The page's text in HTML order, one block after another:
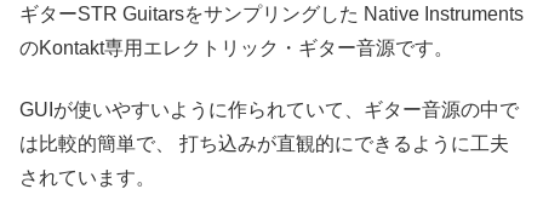
ギターSTR Guitarsをサンプリングした Native Instruments
のKontakt専用エレクトリック・ギター音源です。
GUIが使いやすいように作られていて、ギター音源の中で
は比較的簡単で、 打ち込みが直観的にできるように工夫
されています。